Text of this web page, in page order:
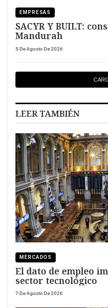
EMPRESAS
SACYR Y BUILT:
Mandurah
5 De Agosto De 2026
LEER TAMBIÉN
MERCADOS
El dato de empleo
sector tecnológico
7 De Agosto De 2026